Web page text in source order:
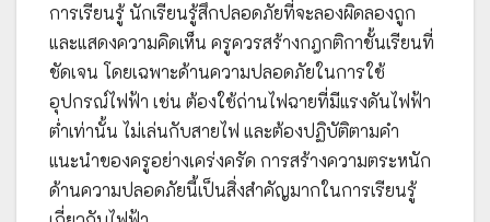
การเรียนรู้ นักเรียนรู้สึกปลอดภัยที่จะลองผิดลองถูก
และแสดงความคิดเห็น ครูควรสร้างกฎกติกาชั้นเรียนที่
ชัดเจน โดยเฉพาะด้านความปลอดภัยในการใช้
อุปกรณ์ไฟฟ้า เช่น ต้องใช้ถ่านไฟฉายที่มีแรงดันไฟฟ้า
ต่ำเท่านั้น ไม่เล่นกับสายไฟ และต้องปฏิบัติตามคำ
แนะนำของครูอย่างเคร่งครัด การสร้างความตระหนัก
ด้านความปลอดภัยนี้เป็นสิ่งสำคัญมากในการเรียนรู้